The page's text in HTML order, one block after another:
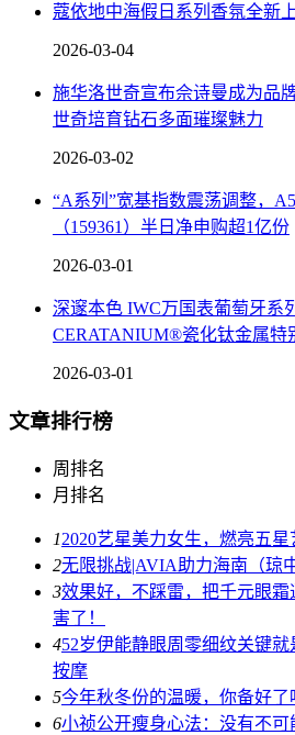
蔻依地中海假日系列香氛全新
2026-03-04
施华洛世奇宣布佘诗曼成为品
世奇培育钻石多面璀璨魅力
2026-03-02
“A系列”宽基指数震荡调整，
（159361）半日净申购超1亿份
2026-03-01
深邃本色 IWC万国表葡萄牙系
CERATANIUM®瓷化钛金属特
2026-03-01
文章排行榜
周排名
月排名
12020艺星美力女生，燃亮五
2无限挑战|AVIA助力海南（琼
3效果好，不踩雷，把千元眼
害了！
452岁伊能静眼周零细纹关键
按摩
5今年秋冬份的温暖，你备好了
6小祯公开瘦身心法：没有不